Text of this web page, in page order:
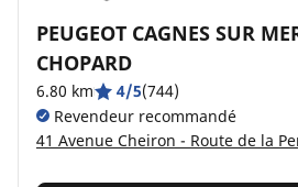
PEUGEOT CAGNES SUR
CHOPARD
6.80 km 4/5(744)
Revendeur recommandé